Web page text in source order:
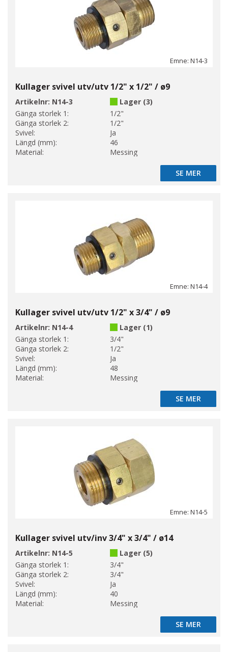
Emne: N14-3
Kullager svivel utv/utv 1/2" x 1/2" / ø9
Artikelnr: N14-3
Lager (3)
Gänga storlek 1:
1/2"
Gänga storlek 2:
1/2"
Svivel:
Ja
Längd (mm):
46
Material:
Messing
SE MER
SE MER
Emne: N14-4
Kullager svivel utv/utv 1/2" x 3/4" / ø9
Artikelnr: N14-4
Lager (1)
Gänga storlek 1:
3/4"
Gänga storlek 2:
1/2"
Svivel:
Ja
Längd (mm):
48
Material:
Messing
SE MER
SE MER
Emne: N14-5
Kullager svivel utv/inv 3/4" x 3/4" / ø14
Artikelnr: N14-5
Lager (5)
Gänga storlek 1:
3/4"
Gänga storlek 2:
3/4"
Svivel:
Ja
Längd (mm):
40
Material:
Messing
SE MER
SE MER